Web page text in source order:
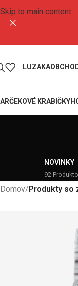
Skip to main content
LUZAKA
KRABIČKY
NOVINKY
92
Domov/Produkty so